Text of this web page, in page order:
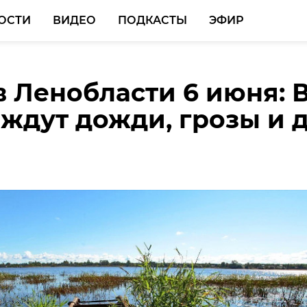
ВИДЕО ПОДКАСТЫ ЭФИР
Ленобласти 6 июня:
ждут дожди, грозы и
рассказали о
в условиях
атак БПЛА